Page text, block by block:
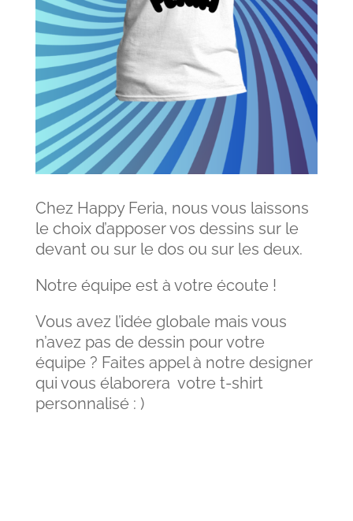
Chez Happy Feria, nous vous laissons
le choix d’apposer vos dessins sur le
devant ou sur le dos ou sur les deux.
Notre équipe est à votre écoute !
Vous avez l’idée globale mais vous
n’avez pas de dessin pour votre
équipe ? Faites appel à notre designer
qui vous élaborera votre t-shirt
personnalisé : )